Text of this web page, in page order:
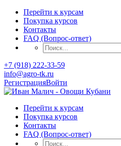
Перейти к курсам
Покупка курсов
Контакты
FAQ (Вопрос-ответ)
+7 (918) 222-33-59
info@agro-tk.ru
РегистрацияВойти
Перейти к курсам
Покупка курсов
Контакты
FAQ (Вопрос-ответ)